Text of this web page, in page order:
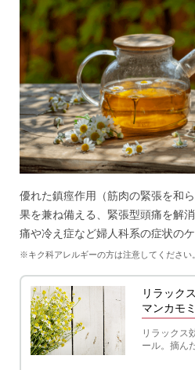
優れた鎮痙作用（筋肉の緊張を和
果を兼ね備える、緊張型頭痛を解
痛や冷え症など婦人科系の症状の
※キク科アレルギーの方は注意してください。
リラック
マンカモ
リラックス
ール。摘ん
のなかに